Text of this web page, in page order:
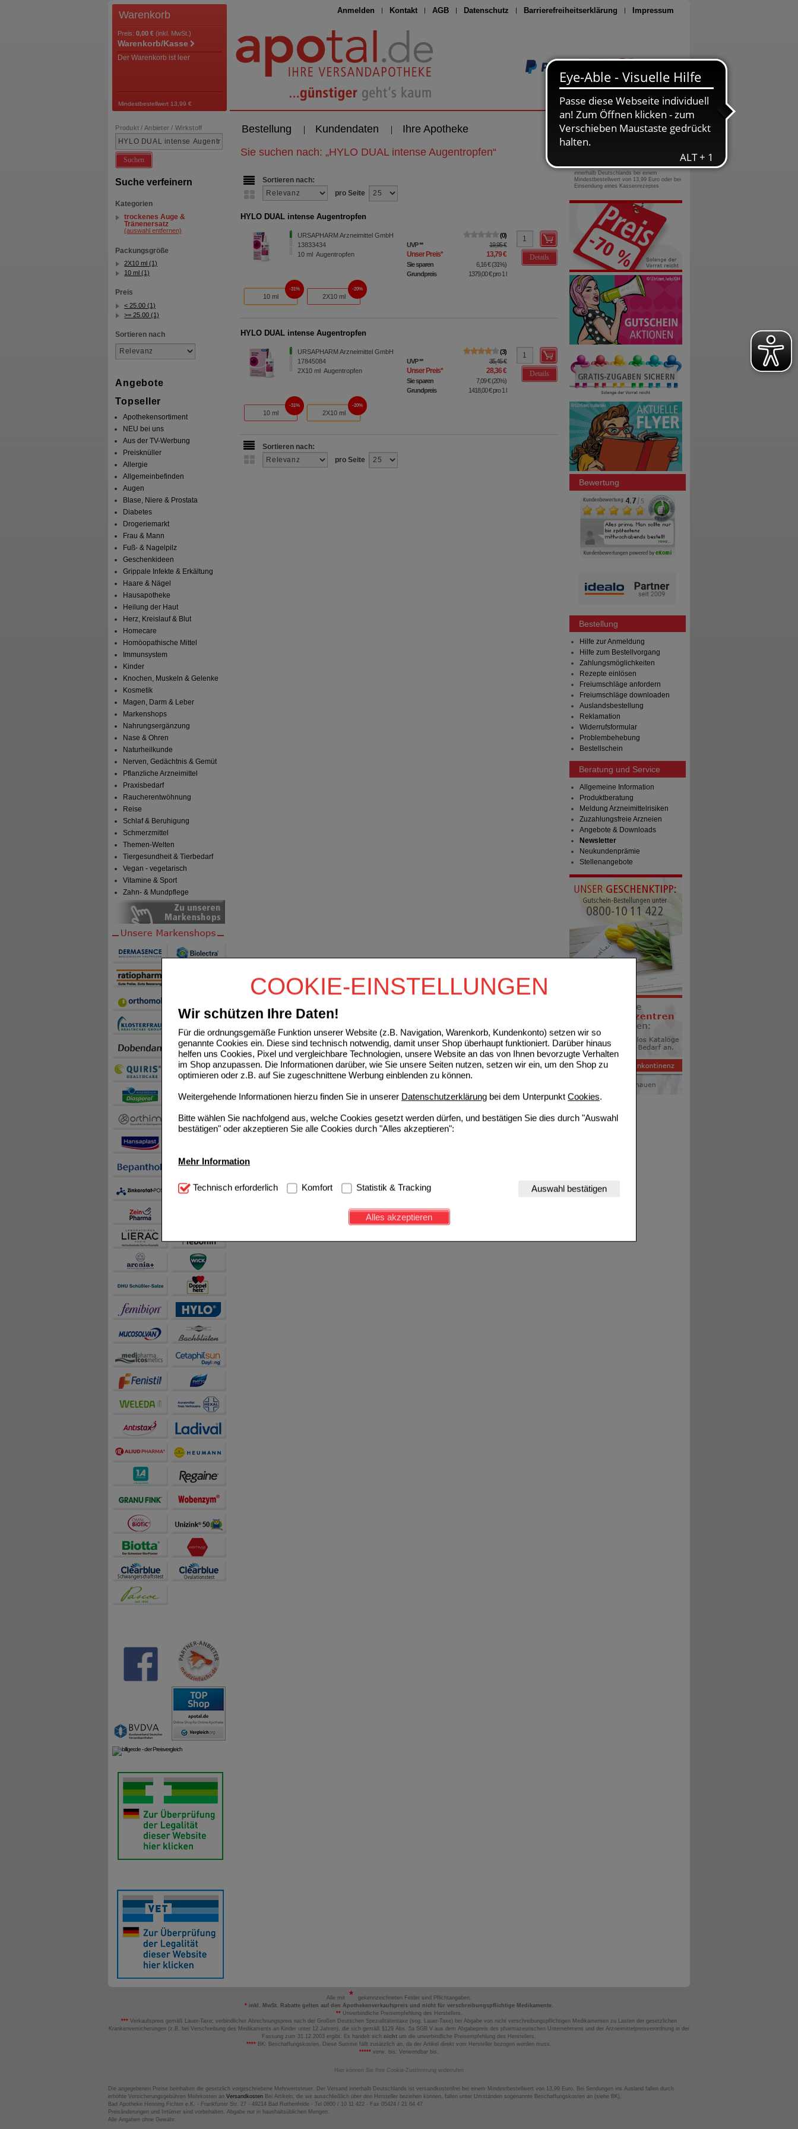
COOKIE-EINSTELLUNGEN
Wir schützen Ihre Daten!
Für die ordnungsgemäße Funktion unserer Website (z.B. Navigation, Warenkorb, Kundenkonto) setzen wir so
genannte Cookies ein. Diese sind technisch notwendig, damit unser Shop überhaupt funktioniert. Darüber hinaus
helfen uns Cookies, Pixel und vergleichbare Technologien, unsere Website an das von Ihnen bevorzugte Verhalten
im Shop anzupassen. Die Informationen darüber, wie Sie unsere Seiten nutzen, setzen wir ein, um den Shop zu
optimieren oder z.B. auf Sie zugeschnittene Werbung einblenden zu können.
Weitergehende Informationen hierzu finden Sie in unserer Datenschutzerklärung bei dem Unterpunkt Cookies.
Bitte wählen Sie nachfolgend aus, welche Cookies gesetzt werden dürfen, und bestätigen Sie dies durch "Auswahl
bestätigen" oder akzeptieren Sie alle Cookies durch "Alles akzeptieren":
Mehr Information
Technisch Notwendig: Hierbei handelt es sich um Cookies, die für die Grundfunktionen unserer Website
notwendig sind (z.B. Navigation, Warenkorb, Kundenkonto), weshalb auf diese nicht verzichtet werden kann.
Diese Cookies werden genutzt um das Einkaufserlebnis noch ansprechender zu gestalten,
beispielsweise für die Wiedererkennung des Besuchers oder unsere Seite an bevorzugte Verhaltensweisen (z.B.
Inhalte anzuzeigen und unser Partnerprogramm zu betreiben.
Statistik & Tracking:
sammeln, mit deren Hilfe wir unsere Website weiter für Sie optimieren können, den Inhalt auf unserer Website aber
auch die Werbung auf Drittseiten möglichst relevant für Sie zu gestalten. Bitte beachten Sie, dass Daten hierfür
teilweise an Dritte wie z.B. Google oder soziale Medien übertragen werden.
Technisch erforderlich Komfort Statistik & Tracking Auswahl bestätigen
Alles akzeptieren
Anmelden Kontakt AGB Datenschutz Barrierefreiheitserklärung Impressum
Seite drucken
Warenkorb
Preis: 0,00 € (inkl. MwSt.)
Warenkorb/Kasse
Der Warenkorb ist leer
Mindestbestellwert 13,99 €
Bestellung Kundendaten Ihre Apotheke
Produkt / Anbieter / Wirkstoff
Suchen
Suche verfeinern
Kategorien
trockenes Auge &
Tränenersatz
(auswahl entfernen)
Packungsgröße
2X10 ml (1)
10 ml (1)
Preis
< 25.00 (1)
>= 25.00 (1)
Sortieren nach
Angebote
Topseller
Apothekensortiment
NEU bei uns
Aus der TV-Werbung
Preisknüller
Allergie
Allgemeinbefinden
Augen
Blase, Niere & Prostata
Diabetes
Drogeriemarkt
Frau & Mann
Fuß- & Nagelpilz
Geschenkideen
Grippale Infekte & Erkältung
Haare & Nägel
Hausapotheke
Heilung der Haut
Herz, Kreislauf & Blut
Homecare
Homöopathische Mittel
Immunsystem
Kinder
Knochen, Muskeln & Gelenke
Kosmetik
Magen, Darm & Leber
Markenshops
Nahrungsergänzung
Nase & Ohren
Naturheilkunde
Nerven, Gedächtnis & Gemüt
Pflanzliche Arzneimittel
Praxisbedarf
Raucherentwöhnung
Reise
Schlaf & Beruhigung
Schmerzmittel
Themen-Welten
Tiergesundheit & Tierbedarf
Vegan - vegetarisch
Vitamine & Sport
Zahn- & Mundpflege
Sie suchen nach: „HYLO DUAL intense Augentropfen“
Sortieren nach:
pro Seite
HYLO DUAL intense Augentropfen
URSAPHARM Arzneimittel GmbH
13833434
10 ml Augentropfen
0
UVP** 19,95 €
Unser Preis* 13,79 €
Sie sparen 6,16 €(31%)
Grundpreis
1379,00 €pro 1 l
Details
10 ml
31%
2X10 ml
20%
HYLO DUAL intense Augentropfen
URSAPHARM Arzneimittel GmbH
17845084
2X10 ml Augentropfen
3
UVP** 35,45 €
Unser Preis* 28,36 €
Sie sparen 7,09 €(20%)
Grundpreis
1418,00 €pro 1 l
Details
10 ml
31%
2X10 ml
20%
Sortieren nach:
pro Seite
0800-10 11 422
gebührenfreie Rufnummer
innerhalb Deutschlands bei einem
Mindestbestellwert von 13,99 Euro oder bei
Einsendung eines Kassenrezeptes
Bewertung
Bestellung
Hilfe zur Anmeldung
Hilfe zum Bestellvorgang
Zahlungsmöglichkeiten
Rezepte einlösen
Freiumschläge anfordern
Freiumschläge downloaden
Auslandsbestellung
Reklamation
Widerrufsformular
Problembehebung
Bestellschein
Beratung und Service
Allgemeine Information
Produktberatung
Meldung Arzneimittelrisiken
Zuzahlungsfreie Arzneien
Angebote & Downloads
Newsletter
Neukundenprämie
Stellenangebote
Alle mit
gekennzeichneten Felder sind Pflichtangaben.
* inkl. MwSt. Rabatte gelten auf den Apothekenverkaufspreis und nicht für verschreibungspflichtige Medikamente.
**Unverbindliche Preisempfehlung des Herstellers.
*** Verkaufspreis gemäß Lauer-Taxe; verbindlicher Abrechnungspreis nach der Großen Deutschen Spezialitätentaxe (sog. Lauer-Taxe) bei Abgabe von nicht verschreibungspflichtigen Medikamenten zu Lasten der gesetzlichen
Krankenversicherungen (z.B. bei Verschreibung des Medikaments an Kinder unter 12 Jahren), die sich gemäß §129 Abs. 5a SGB V aus dem Abgabepreis des pharmazeutischen Unternehmens und der Arzneimittelpreisverordnung in der
Fassung zum 31.12.2003 ergibt. Es handelt sich nicht um die unverbindliche Preisempfehlung des Herstellers.
**** BK: Beschaffungskosten. Diese Summe fällt zusätzlich an, da der Artikel direkt vom Hersteller bezogen werden muss.
***** verw. bis: Verwendbar bis.
Hier können Sie Ihre Cookie-Zustimmung widerrufen
Die angegebenen Preise beinhalten die gesetzlich vorgeschriebene Mehrwertsteuer. Der Versand innerhalb Deutschlands ist versandkostenfrei bei einem Mindestbestellwert von 13,99 Euro. Bei Sendungen ins Ausland fallen durch
erhöhte Versicherungsgebühren Mehrkosten an Versandkosten Bei Artikeln, die wir ausschließlich über den Hersteller beziehen können, fallen unter Umständen sogenannte Beschaffungskosten an (siehe BK).
Bad Apotheke Henning Fichter e.K. - Frankfurter Str. 27 - 49214 Bad Rothenfelde - Tel 0800 / 10 11 422 - Fax 05424 / 21 64 47
Preisänderungen und Irrtümer sind vorbehalten. Abgabe nur in haushaltsüblichen Mengen.
Alle Angaben ohne Gewähr.